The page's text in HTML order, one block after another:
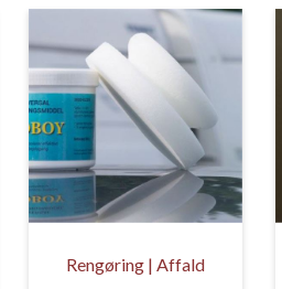
Rengøring | Affald